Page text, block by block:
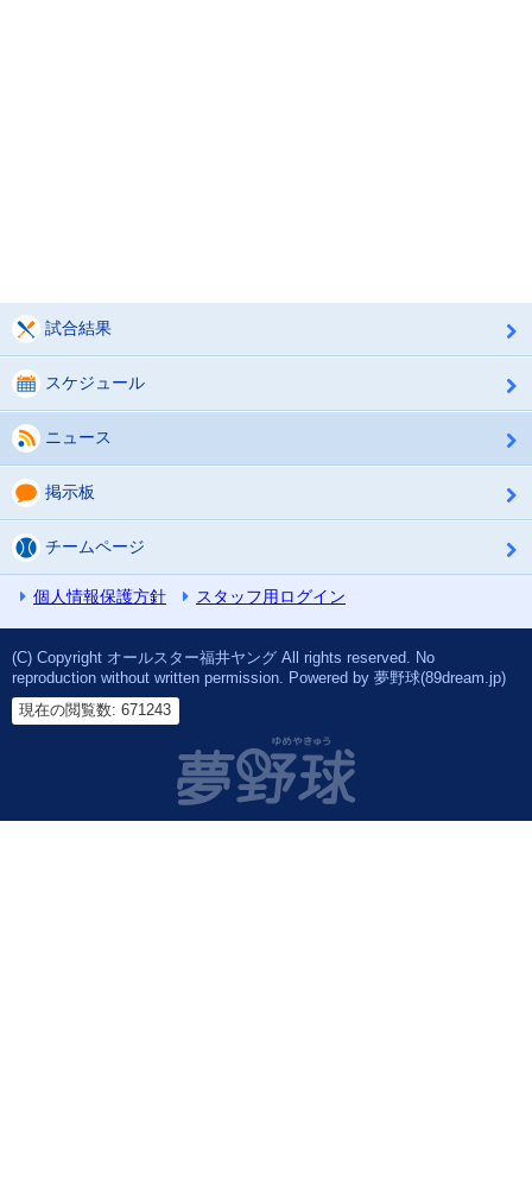
試合結果
スケジュール
ニュース
掲示板
チームページ
個人情報保護方針 スタッフ用ログイン
(C) Copyright オールスター福井ヤング All rights reserved. No
reproduction without written permission. Powered by 夢野球(89dream.jp)
現在の閲覧数: 671243